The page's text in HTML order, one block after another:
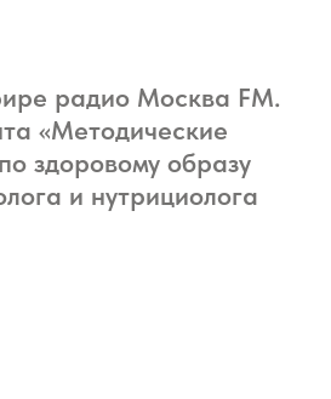
радио Москва FM.
«Методические
здоровому образу
и нутрициолога